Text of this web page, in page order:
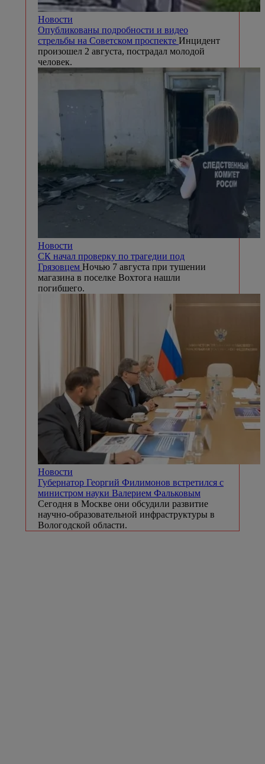
Новости
Опубликованы подробности и видео
стрельбы на Советском проспекте Инцидент
произошел 2 августа, пострадал молодой
человек.
Новости
СК начал проверку по трагедии под
Грязовцем Ночью 7 августа при тушении
магазина в поселке Вохтога нашли
погибшего.
Новости
Губернатор Георгий Филимонов встретился с
министром науки Валерием Фальковым
Сегодня в Москве они обсудили развитие
научно-образовательной инфраструктуры в
Вологодской области.